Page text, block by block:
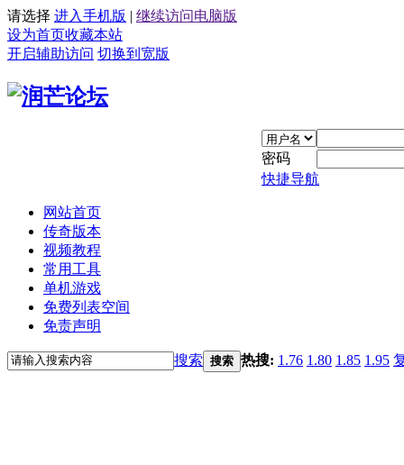
请选择 进入手机版 | 继续访问电脑版
设为首页收藏本站
开启辅助访问 切换到宽版
密码
快捷导航
网站首页
传奇版本
视频教程
常用工具
单机游戏
免费列表空间
免责声明
搜索 搜索 热搜: 1.76 1.80 1.85 1.95